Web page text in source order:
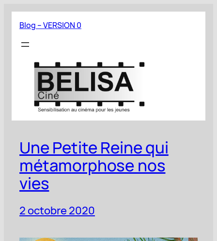
Aller
contenu
Blog – VERSION 0
Une Petite Reine qui
métamorphose nos
vies
2 octobre 2020